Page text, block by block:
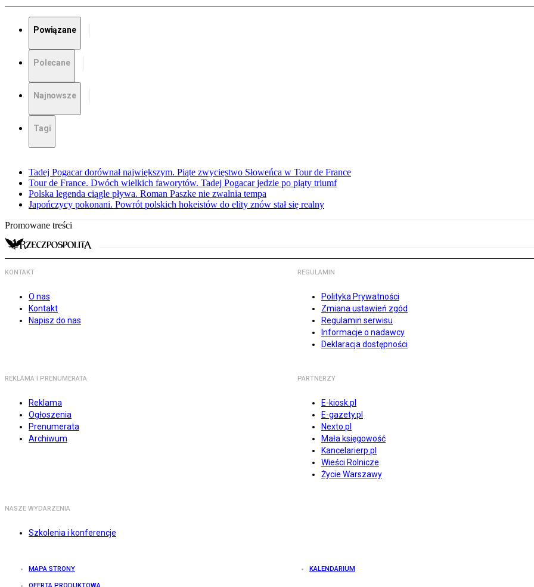
Powiązane
Polecane
Najnowsze
Tagi
Tadej Pogacar dorównał największym. Piąte zwycięstwo Słoweńca w Tour de France
Tour de France. Dwóch wielkich faworytów. Tadej Pogacar jedzie po piąty triumf
Polska legenda ciągle pływa. Roman Paszke nie zwalnia tempa
Japończycy pokonani. Powrót polskich hokeistów do elity znów stał się realny
Promowane treści
KONTAKT
O nas
Kontakt
Napisz do nas
REGULAMIN
Polityka Prywatności
Zmiana ustawień zgód
Regulamin serwisu
Informacje o nadawcy
Deklaracja dostępności
REKLAMA I PRENUMERATA
Reklama
Ogłoszenia
Prenumerata
Archiwum
PARTNERZY
E-kiosk.pl
E-gazety.pl
Nexto.pl
Mała księgowość
Kancelarierp.pl
Wieści Rolnicze
Życie Warszawy
NASZE WYDARZENIA
Szkolenia i konferencje
MAPA STRONY KALENDARIUM